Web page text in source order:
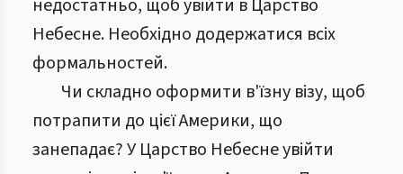
недостатньо, щоб увійти в Царство
Небесне. Необхідно додержатися всіх
формальностей.
Чи складно оформити в'їзну візу, щоб
потрапити до цієї Америки, що
занепадає? У Царство Небесне увійти